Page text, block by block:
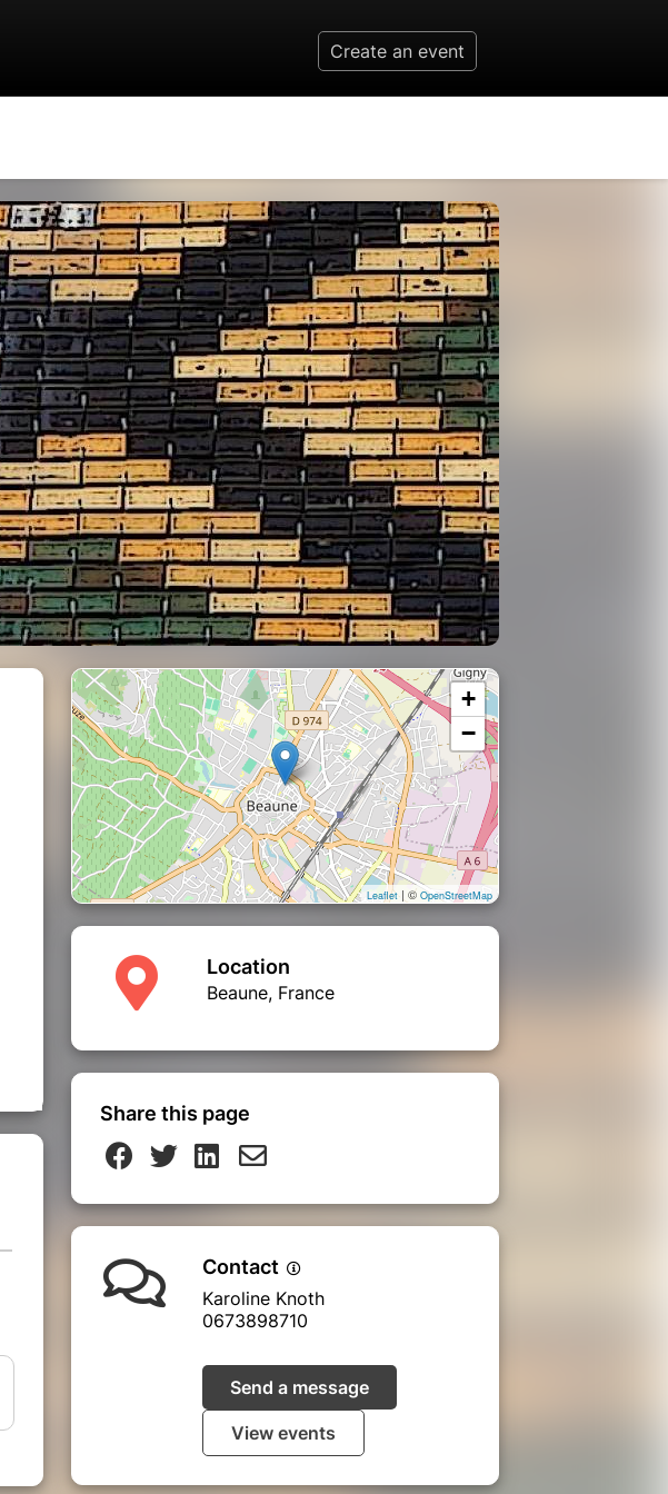
Create an event
+
−
Leaflet| © OpenStreetMap
Location
Beaune, France
Share this page
Contact
Karoline Knoth
0673898710
Send a message
View events